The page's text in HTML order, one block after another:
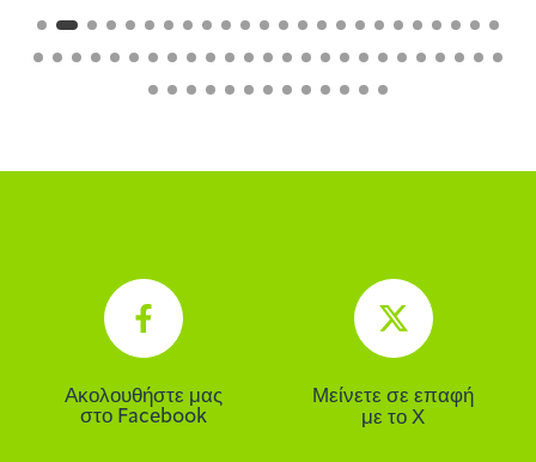
Ακολουθήστε μας
στο Facebook
Μείνετε σε επαφή
με το Χ